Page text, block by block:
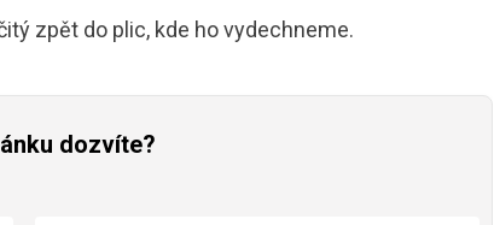
zpět do plic, kde ho vydechneme.
dozvíte?